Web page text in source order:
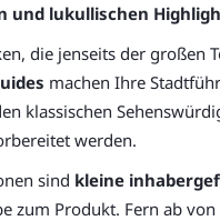
und lukullischen
die jenseits der
machen Ihre
klassischen
werden.
sind kleine
zum Produkt. Fern ab